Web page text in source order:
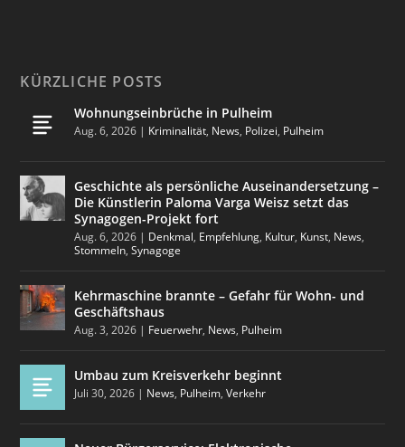
KÜRZLICHE POSTS
Wohnungseinbrüche in Pulheim
Aug. 6, 2026 | Kriminalität, News, Polizei, Pulheim
Geschichte als persönliche Auseinandersetzung –
Die Künstlerin Paloma Varga Weisz setzt das
Synagogen-Projekt fort
Aug. 6, 2026 | Denkmal, Empfehlung, Kultur, Kunst, News,
Stommeln,Synagoge
Kehrmaschine brannte – Gefahr für Wohn- und
Geschäftshaus
Aug. 3, 2026 | Feuerwehr, News, Pulheim
Umbau zum Kreisverkehr beginnt
Juli 30, 2026 | News, Pulheim,Verkehr